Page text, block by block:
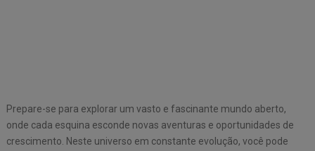
Prepare-se para explorar um vasto e fascinante mundo aberto,
onde cada esquina esconde novas aventuras e oportunidades de
crescimento. Neste universo em constante evolução, você pode